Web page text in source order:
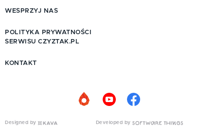
WESPRZYJ NAS
POLITYKA PRYWATNOŚCI
SERWISU CZYZTAK.PL
KONTAKT
Designed by Developed by